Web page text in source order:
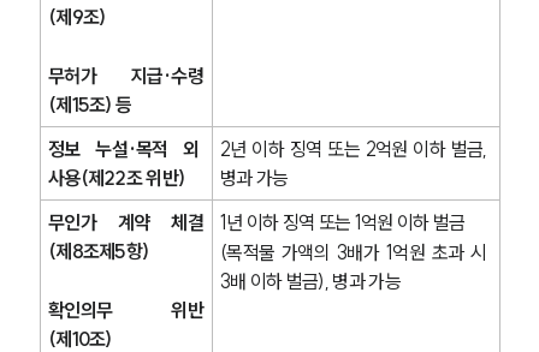
(제9조)
무허가 지급·수령
(제15조) 등
정보 누설·목적 외
사용(제22조 위반)
2년 이하 징역 또는 2억원 이하 벌금,
병과 가능
무인가 계약 체결
(제8조제5항)
확인의무 위반
(제10조)
1년 이하 징역 또는 1억원 이하 벌금
(목적물 가액의 3배가 1억원 초과 시
3배 이하 벌금), 병과 가능